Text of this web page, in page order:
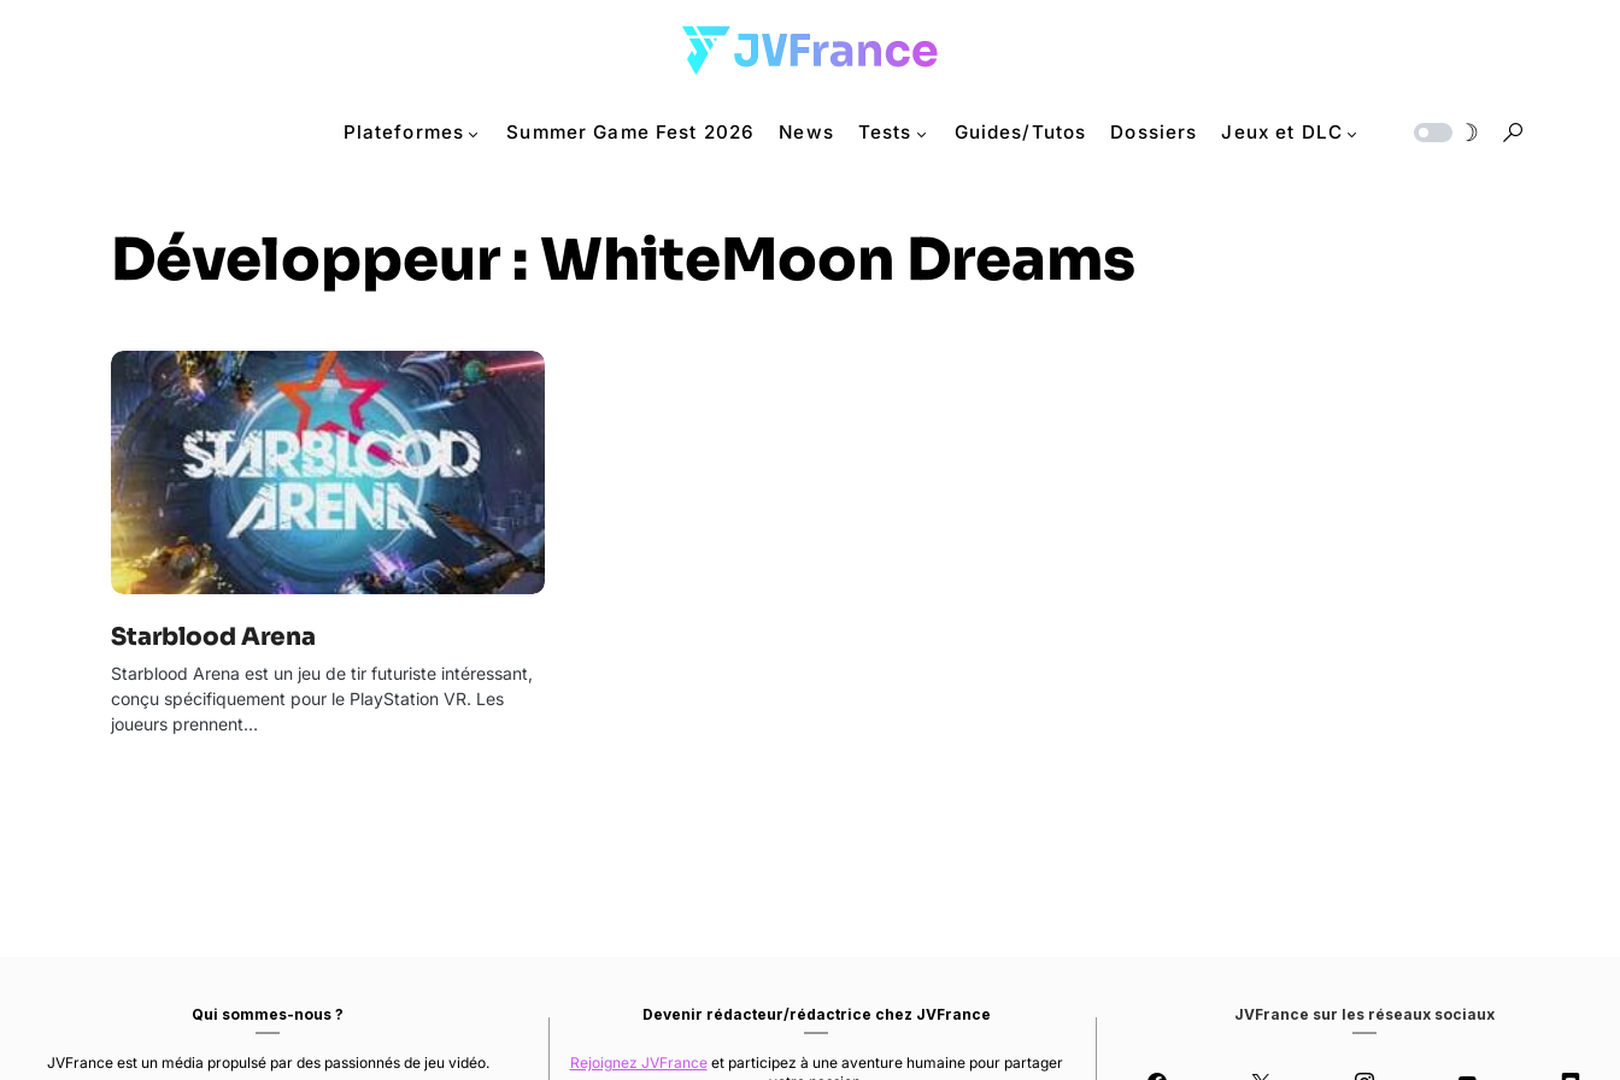
Plateformes Summer Game Fest 2026 News Tests Guides/Tutos Dossiers Jeux et DLC
Développeur :WhiteMoon Dreams
Starblood Arena
Starblood Arena est un jeu de tir futuriste intéressant,
conçu spécifiquement pour le PlayStation VR. Les
joueurs prennent…
Qui sommes-nous ?
JVFrance est un média propulsé par des passionnés de jeu vidéo.
Devenir rédacteur/rédactrice chez JVFrance
Rejoignez JVFranceet participez à une aventure humaine pour partager
JVFrance sur les réseaux sociaux